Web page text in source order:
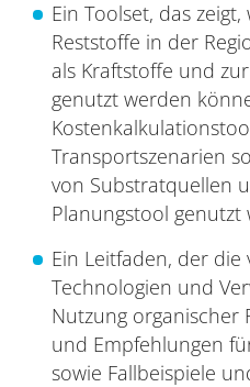
Ein Toolset, das
Reststoffe in der
als Kraftstoffe und
genutzt werden
Transportszenarien
von Substratquellen
Planungstool genutzt
Ein Leitfaden, der die
Technologien und
Nutzung organischer
und Empfehlungen
sowie Fallbeispiele